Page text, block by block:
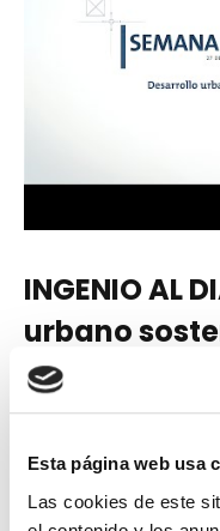
Esta página web usa
Las cookies de este
INGENIO AL
urbano
circular
06 octubre, 2021